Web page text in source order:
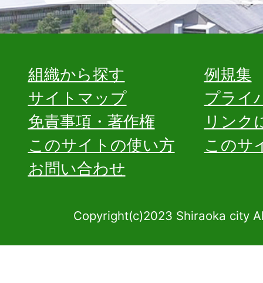
組織から探す
例規集
サイトマップ
プライ
免責事項・著作権
リンク
このサイトの使い方
このサ
お問い合わせ
Copyright(c)2023 Shiraoka city